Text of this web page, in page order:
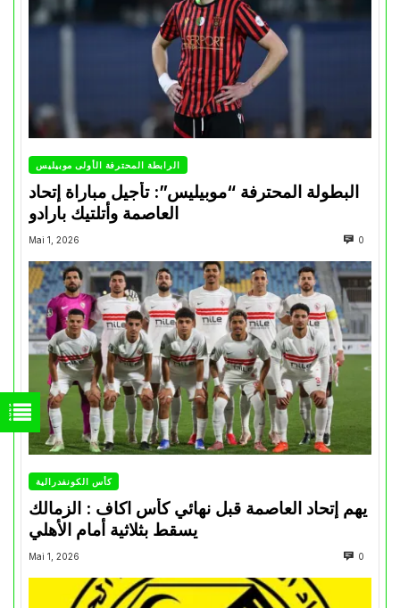
الرابطة المحترفة الأولى موبيليس
البطولة المحترفة “موبيليس”: تأجيل مباراة إتحاد
العاصمة وأتلتيك بارادو
Mai 1, 2026 0
كأس الكونفدرالية
يهم إتحاد العاصمة قبل نهائي كأس اكاف : الزمالك
Mai 1, 2026 0